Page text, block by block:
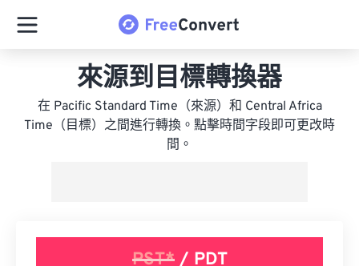
來源到目標轉換器
在 Pacific Standard Time（來源）和 Central Africa
Time（目標）之間進行轉換。點擊時間字段即可更改時
間。
PST*/ PDT